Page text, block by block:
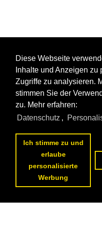
Diese Webseite
Inhalte und Anzeigen zu
Zugriffe zu analysieren.
stimmen Sie der
zu. Mehr erfahren:
Datenschutz ,
Ich stimme zu und
erlaube
personalisierte
Werbung